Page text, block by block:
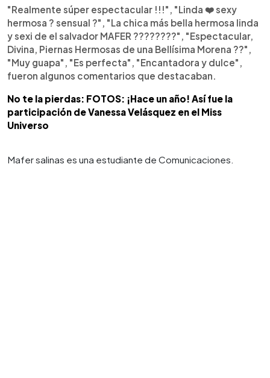
"Realmente súper espectacular !!!", "Linda ❤️ sexy
hermosa ? sensual ?", "La chica más bella hermosa linda
y sexi de el salvador MAFER ????????", "Espectacular,
Divina, Piernas Hermosas de una Bellísima Morena ??",
"Muy guapa", "Es perfecta", "Encantadora y dulce",
fueron algunos comentarios que destacaban.
No te la pierdas: FOTOS: ¡Hace un año! Así fue la
participación de Vanessa Velásquez en el Miss
Universo
Mafer salinas es una estudiante de Comunicaciones.